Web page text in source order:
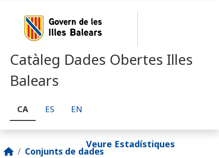
Catàleg Dades Obertes Illes
Balears
CA ES EN
Veure Estadístiques
Conjunts de dades